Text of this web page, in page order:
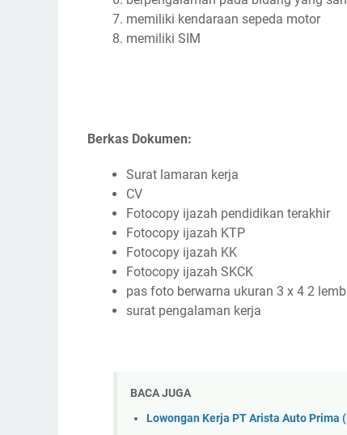
memiliki kendaraan sepeda motor
memiliki SIM
Berkas Dokumen:
Surat lamaran kerja
CV
Fotocopy ijazah pendidikan terakhir
Fotocopy ijazah KTP
Fotocopy ijazah KK
Fotocopy ijazah SKCK
pas foto berwarna ukuran 3 x 4 2
surat pengalaman kerja
BACA JUGA
Lowongan Kerja PT Arista Auto Prima